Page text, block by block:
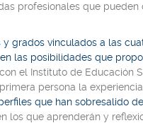
profesionales que pueden
grados vinculados a las
las posibilidades que
el Instituto de Educación
persona la
que han sobresalido
los que aprenderán y